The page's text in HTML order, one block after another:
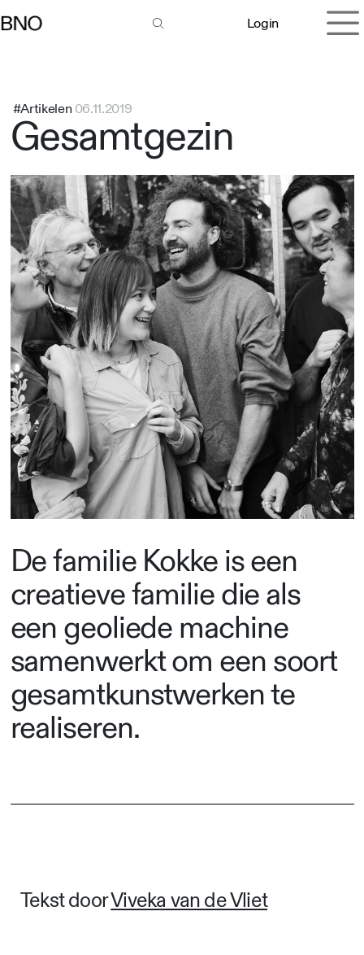
Login
#Artikelen 06.11.2019
Gesamtgezin
De familie Kokke is een
creatieve familie die als
een geoliede machine
samenwerkt om een soort
gesamtkunstwerken te
realiseren.
Tekst doorViveka van de Vliet